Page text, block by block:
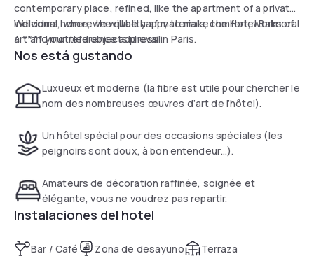
contemporary place, refined, like the apartment of a private
individual, where the quality of materials, comfort, works of
art and mottled objects prevail.
Welcome home, we will be happy to make the Hotel Balmoral
4 **** your reference address in Paris.
Nos está gustando
Luxueux et moderne (la fibre est utile pour chercher le
nom des nombreuses œuvres d’art de l’hôtel).
Un hôtel spécial pour des occasions spéciales (les
peignoirs sont doux, à bon entendeur…).
Amateurs de décoration raffinée, soignée et
élégante, vous ne voudrez pas repartir.
Instalaciones del hotel
Bar / Café Zona de desayuno Terraza